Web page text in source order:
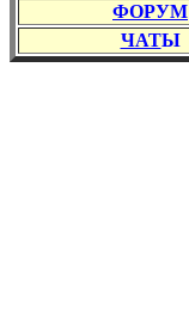
ФОРУМ
ЧАТЫ